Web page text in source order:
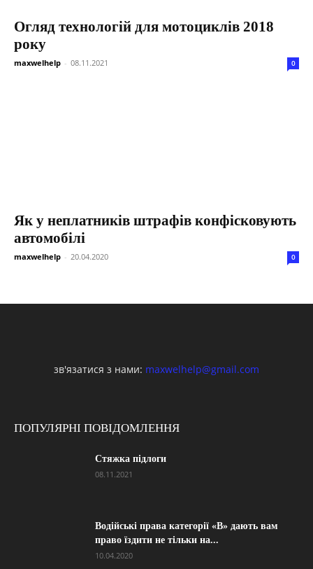
Огляд технологій для мотоциклів 2018
року
maxwelhelp - 08.11.2021 0
Як у неплатників штрафів конфісковують
автомобілі
maxwelhelp - 20.04.2020 0
зв'язатися з нами: maxwelhelp@gmail.com
ПОПУЛЯРНІ ПОВІДОМЛЕННЯ
Стяжка підлоги
08.11.2021
Водійські права категорії «B» дають вам
право їздити не тільки на...
10.04.2020